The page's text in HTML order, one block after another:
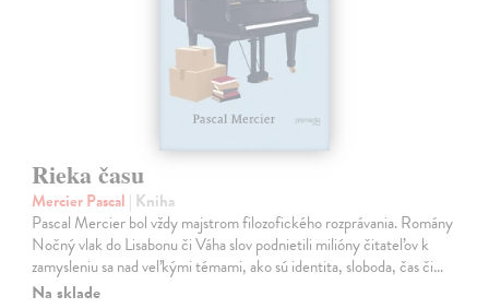
Rieka času
Mercier Pascal | Kniha
Pascal Mercier bol vždy majstrom filozofického rozprávania. Romány
Nočný vlak do Lisabonu či Váha slov podnietili milióny čitateľov k
zamysleniu sa nad veľkými témami, ako sú identita, sloboda, čas či…
Na sklade